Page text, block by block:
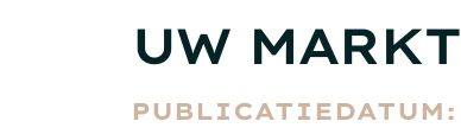
UW
PUBLICATIEDATUM: